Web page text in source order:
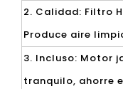
2. Calidad: Filtro
Produce aire
3. Incluso: Motor
tranquilo, ahorre